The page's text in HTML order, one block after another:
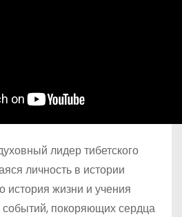
лидер тибетского
личность в истории
история жизни и учения
событий, покоряющих сердца